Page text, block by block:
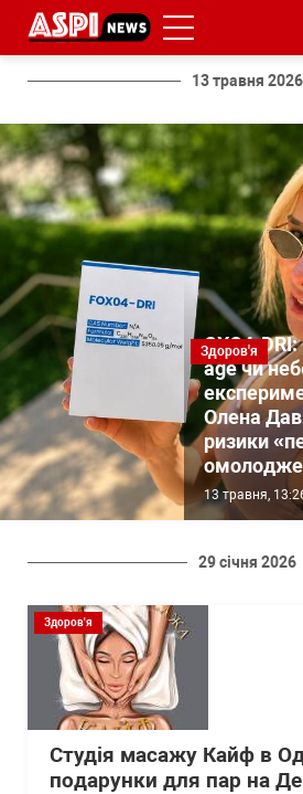
13 травня 2026
Здоров'я
OXO4-
age чи
Олена
ризики
13 травня,
29 січня 2026
Здоров'я
Студія масажу Кайф в
подарунки для пар на
#ООС
#боротьба
з
корупцією
#ДФС #Київ